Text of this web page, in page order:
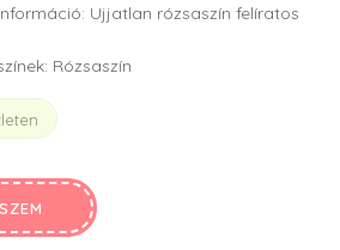
Ujjatlan rózsaszín felíratos
Rózsaszín